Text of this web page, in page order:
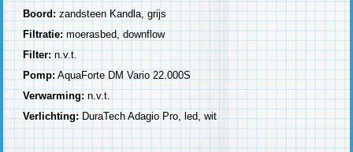
Boord:zandsteen Kandla, grijs
Filtratie: moerasbed, downflow
Filter: n.v.t.
Pomp: AquaForte DM Vario 22.000S
Verwarming: n.v.t.
Verlichting:DuraTech Adagio Pro, led, wit